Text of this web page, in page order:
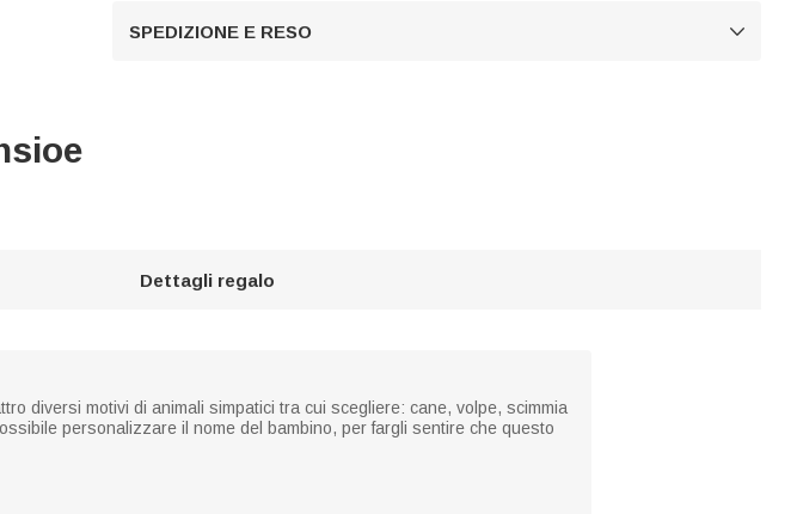
SPEDIZIONE E RESO 
Dettagli regalo
diversi motivi di animali simpatici tra cui scegliere: cane, volpe, scimmia
personalizzare il nome del bambino, per fargli sentire che questo